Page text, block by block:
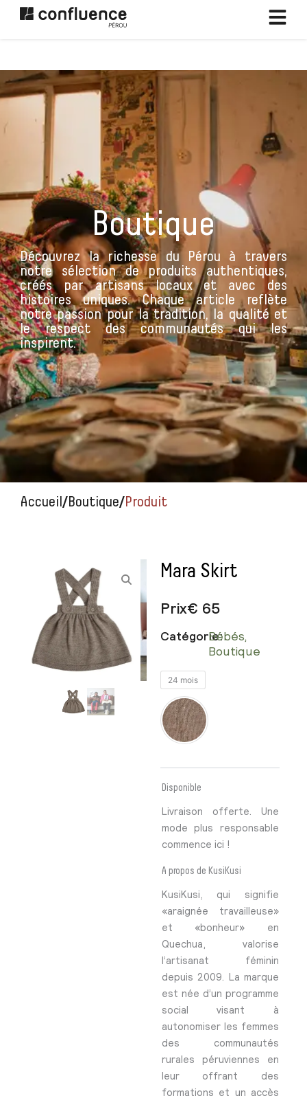
Passer
Boutique
Découvrez la richesse du Pérou à travers
notre sélection de produits authentiques,
créés par artisans locaux et avec des
histoires uniques. Chaque article reflète
notre passion pour la tradition, la qualité et
le respect des communautés qui les
inspirent.
Accueil /Boutique/Produit
Mara Skirt
Prix€ 65
Catégorie:Bébés,
Boutique
24 mois
Disponible
Livraison offerte. Une
mode plus responsable
commence ici !
A propos de KusiKusi
KusiKusi, qui signifie
«araignée travailleuse»
et «bonheur» en
Quechua, valorise
l’artisanat féminin
depuis 2009. La marque
est née d’un programme
social visant à
autonomiser les femmes
des communautés
rurales péruviennes en
leur offrant des
formations et un accès
Mara
Skirt
quantité